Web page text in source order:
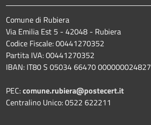
Comune di Rubiera
Via Emilia Est 5 - 42048 - Rubiera
Codice Fiscale: 00441270352
Partita IVA: 00441270352
IBAN: IT80 S 05034 66470 000000024827
PEC:comune.rubiera@postecert.it
Centralino Unico: 0522 622211